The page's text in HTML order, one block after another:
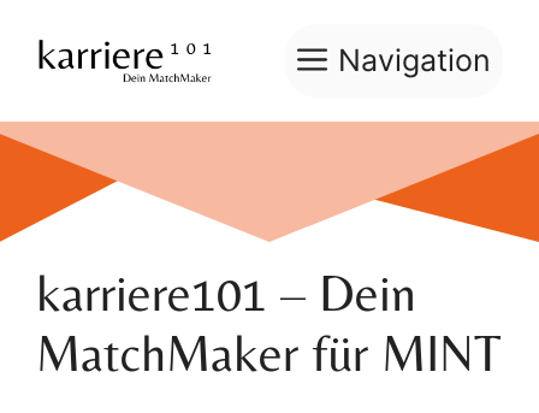
Inhalt
springen
Navigation
karriere101 – Dein
MatchMaker für MINT